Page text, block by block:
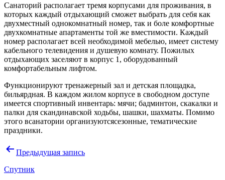
Санаторий располагает тремя корпусами для проживания, в
которых каждый отдыхающий сможет выбрать для себя как
двухместный однокомнатный номер, так и боле комфортные
двухкомнатные апартаменты той же вместимости. Каждый
номер располагает всей необходимой мебелью, имеет систему
кабельного телевидения и душевую комнату. Пожилых
отдыхающих заселяют в корпус 1, оборудованный
комфортабельным лифтом.
Функционируют тренажерный зал и детская площадка,
бильярдная. В каждом жилом корпусе в свободном доступе
имеется спортивный инвентарь: мячи; бадминтон, скакалки и
палки для скандинавской ходьбы, шашки, шахматы. Помимо
этого всанатории организуютсясезонные, тематические
праздники.
Навигация
записям
Предыдущая запись
Спутник